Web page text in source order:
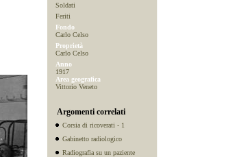
Soldati
Feriti
Fondo
Carlo Celso
Proprietà
Carlo Celso
Anno
1917
Area geografica
Vittorio Veneto
Argomenti correlati
Corsia di ricoverati - 1
Gabinetto radiologico
Radiografia su un paziente